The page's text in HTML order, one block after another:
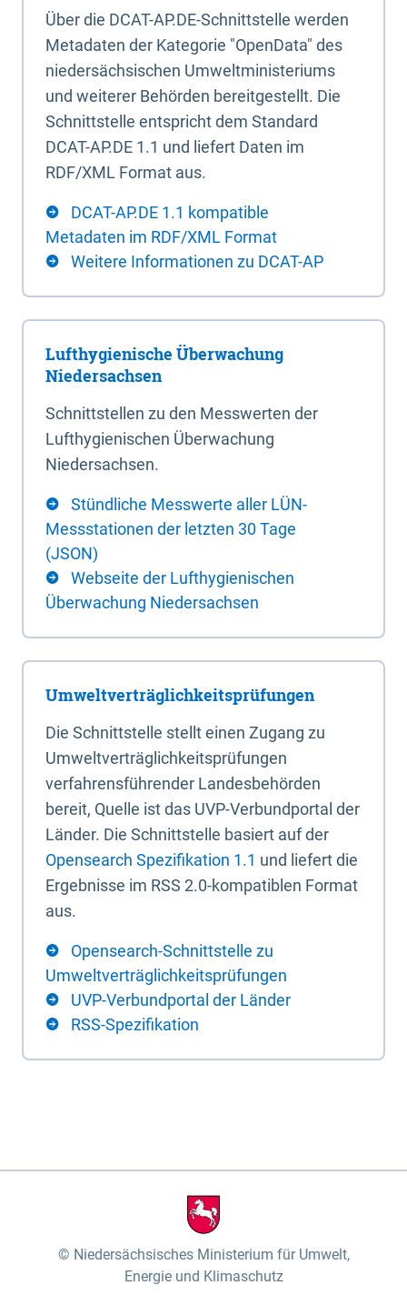
Über die DCAT-AP.DE-Schnittstelle werden
Metadaten der Kategorie "OpenData" des
niedersächsischen Umweltministeriums
und weiterer Behörden bereitgestellt. Die
Schnittstelle entspricht dem Standard
DCAT-AP.DE 1.1 und liefert Daten im
RDF/XML Format aus.
DCAT-AP.DE 1.1 kompatible
Metadaten im RDF/XML Format
Weitere Informationen zu DCAT-AP
Lufthygienische Überwachung
Niedersachsen
Schnittstellen zu den Messwerten der
Lufthygienischen Überwachung
Niedersachsen.
Stündliche Messwerte aller LÜN-
Messstationen der letzten 30 Tage
(JSON)
Webseite der Lufthygienischen
Überwachung Niedersachsen
Umweltverträglichkeitsprüfungen
Die Schnittstelle stellt einen Zugang zu
Umweltverträglichkeitsprüfungen
verfahrensführender Landesbehörden
bereit, Quelle ist das UVP-Verbundportal der
Länder. Die Schnittstelle basiert auf der
Opensearch Spezifikation 1.1 und liefert die
Ergebnisse im RSS 2.0-kompatiblen Format
aus.
Opensearch-Schnittstelle zu
Umweltverträglichkeitsprüfungen
UVP-Verbundportal der Länder
RSS-Spezifikation
Niedersächsisches Ministerium für Umwelt,
Energie und Klimaschutz